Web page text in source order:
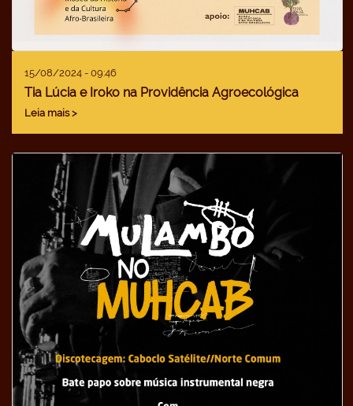
15/08/2024 - 09:46
Tia Lúcia e Iroko na Providência Agroecológica
Leia mais >